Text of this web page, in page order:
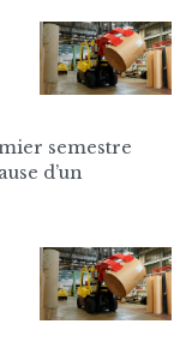
semestre
d’un